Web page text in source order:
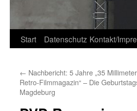
Start Datenschutz Kontakt/
← Nachbericht: 5 Jahre „35
Retro-Filmmagazin“ – Die
Magdeburg